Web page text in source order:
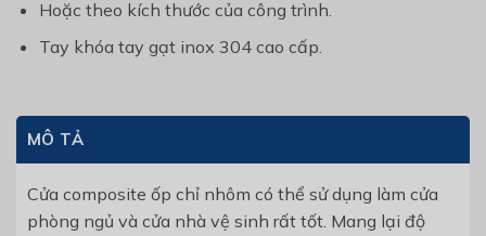
Hoặc theo kích thước của công trình.
Tay khóa tay gạt inox 304 cao cấp.
MÔ TẢ
Cửa composite ốp chỉ nhôm có thể sử dụng làm cửa
phòng ngủ và cửa nhà vệ sinh rất tốt. Mang lại độ